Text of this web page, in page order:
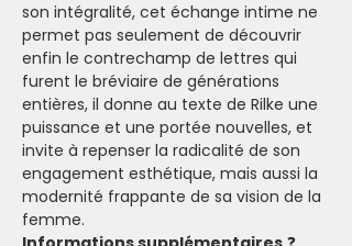
son intégralité, cet échange intime ne
permet pas seulement de découvrir
enfin le contrechamp de lettres qui
furent le bréviaire de générations
entières, il donne au texte de Rilke une
puissance et une portée nouvelles, et
invite à repenser la radicalité de son
engagement esthétique, mais aussi la
modernité frappante de sa vision de la
femme.